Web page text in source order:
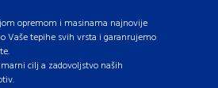
opremom i masinama najnovije
Vaše tepihe svih vrsta i garanrujemo
cilj a zadovoljstvo naših